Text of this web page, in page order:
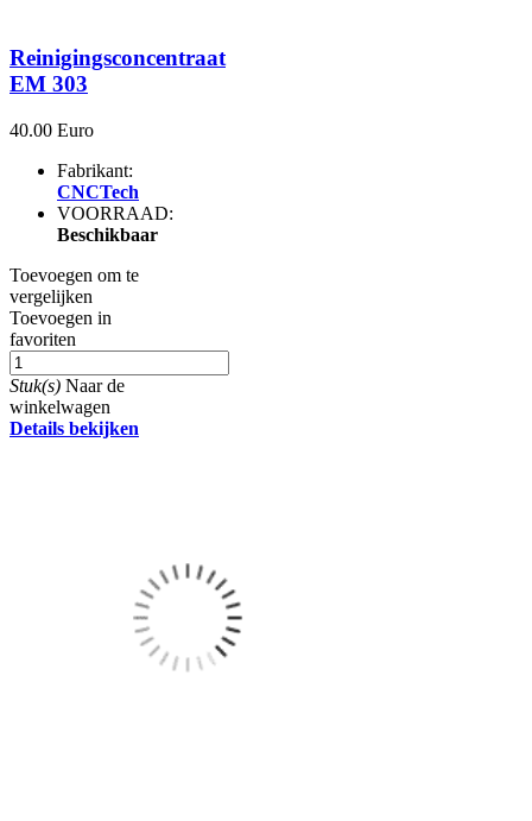
Reinigingsconcentraat
EM 303
40.00 Euro
Fabrikant:
CNCTech
VOORRAAD:
Beschikbaar
Toevoegen om te
vergelijken
Toevoegen in
favoriten
Stuk(s) Naar de
winkelwagen
Details bekijken